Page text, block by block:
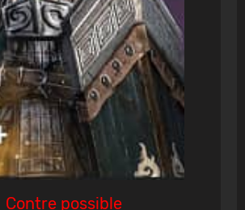
Contre possible